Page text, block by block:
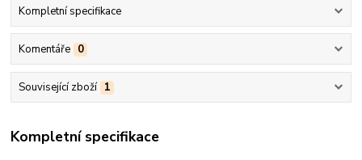
Kompletní specifikace
Komentáře 0
Související zboží 1
Kompletní specifikace